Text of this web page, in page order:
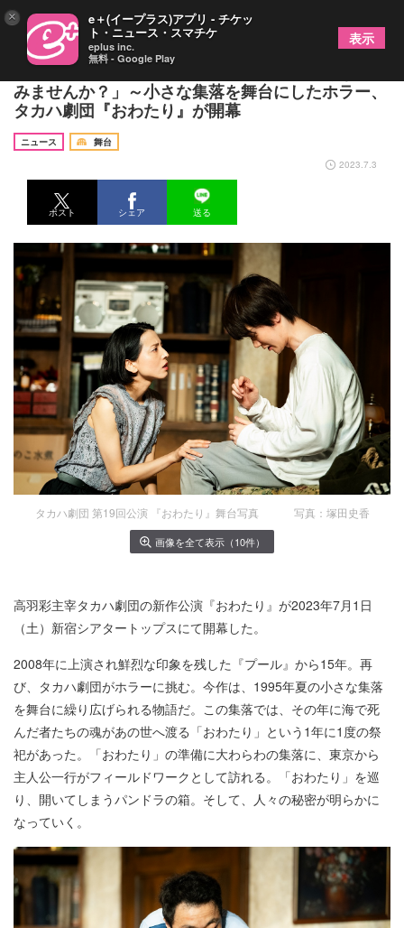
高羽彩「初夏の蒸し暑い日、ゾクっと涼しくなって
みませんか？」～小さな集落を舞台にしたホラー、
タカハ劇団『おわたり』が開幕
ニュース
舞台
2023.7.3
ポスト シェア 送る
タカハ劇団 第19回公演 『おわたり』舞台写真 写真：塚田史香
画像を全て表示（10件）
高羽彩主宰タカハ劇団の新作公演『おわたり』が2023年7月1日
（土）新宿シアタートップスにて開幕した。
2008年に上演され鮮烈な印象を残した『プール』から15年。再
び、タカハ劇団がホラーに挑む。今作は、1995年夏の小さな集落
を舞台に繰り広げられる物語だ。この集落では、その年に海で死
んだ者たちの魂があの世へ渡る「おわたり」という1年に1度の祭
祀があった。「おわたり」の準備に大わらわの集落に、東京から
主人公一行がフィールドワークとして訪れる。「おわたり」を巡
り、開いてしまうパンドラの箱。そして、人々の秘密が明らかに
なっていく。
× e＋(イープラス)アプリ - チケッ
ト・ニュース・スマチケ
eplus inc.
無料 - Google Play
表示